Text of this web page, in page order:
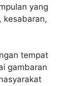
yang
kesabaran,
tempat
gambaran